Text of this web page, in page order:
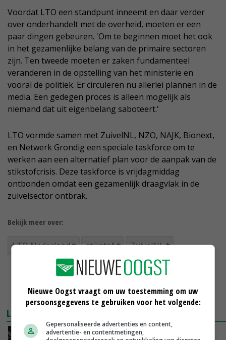
Voordat LTO een standpunt inneemt en daar verder
over onderhandelt met de overheid, moeten er een
paar dingen gebeuren. 'Om te beginnen moet het ook
in het gezamenlijke belang van de primaire sectoren
zijn. Ten tweede moeten er zaken fundamenteel
veranderen in de opstelling van het ministerie en
vooral de politiek. Er circuleren nu allerlei plannen in de
media. Een gedegen proces is alleen mogelijk als
niemand dat uit eigenbelang saboteert.'
LTO vormde samen met ZuivelNL, NZO, NAJK, Bionext,
en Netwerk Grondig een speciale taskforce om te
werken aan een alternatief plan voor de aanpak van de
stikstofcrisis. Deze taskforce is vrijdagmiddag
ontbonden omdat een gezamenlijk draagvlak in de
zuivelsector ontbrak.
Bekijk meer over:
LTO Nederland stikstof ZuivelNL
LEES OOK
LTO stelt landbouwministerie ultimatum
Nieuwe Oogst vraagt om uw toestemming om uw
persoonsgegevens te gebruiken voor het volgende:
Gepersonaliseerde advertenties en content,
advertentie- en contentmetingen,